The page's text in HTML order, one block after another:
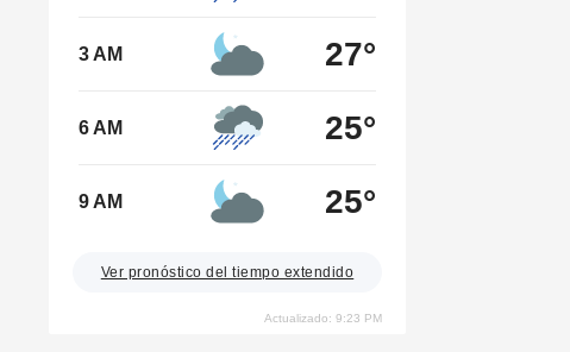
3 AM 27°
6 AM 25°
9 AM 25°
Ver pronóstico del tiempo extendido
Actualizado: 9:23 PM